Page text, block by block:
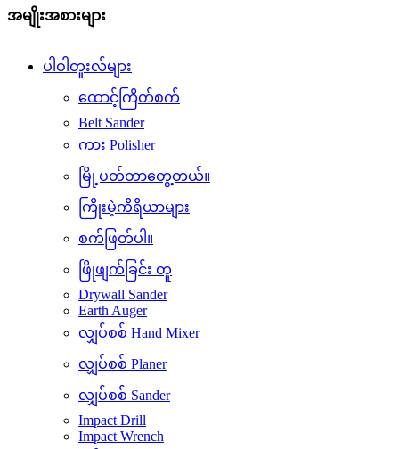
အမျိုးအစားများ
ပါဝါတူးလ်များ
ထောင့်ကြိတ်စက်
Belt Sander
ကား Polisher
မြို့ပတ်တာတွေ့တယ်။
ကြိုးမဲ့ကိရိယာများ
စက်ဖြတ်ပါ။
ဖြိုဖျက်ခြင်း တူ
Drywall Sander
Earth Auger
လျှပ်စစ် Hand Mixer
လျှပ်စစ် Planer
လျှပ်စစ် Sander
Impact Drill
Impact Wrench